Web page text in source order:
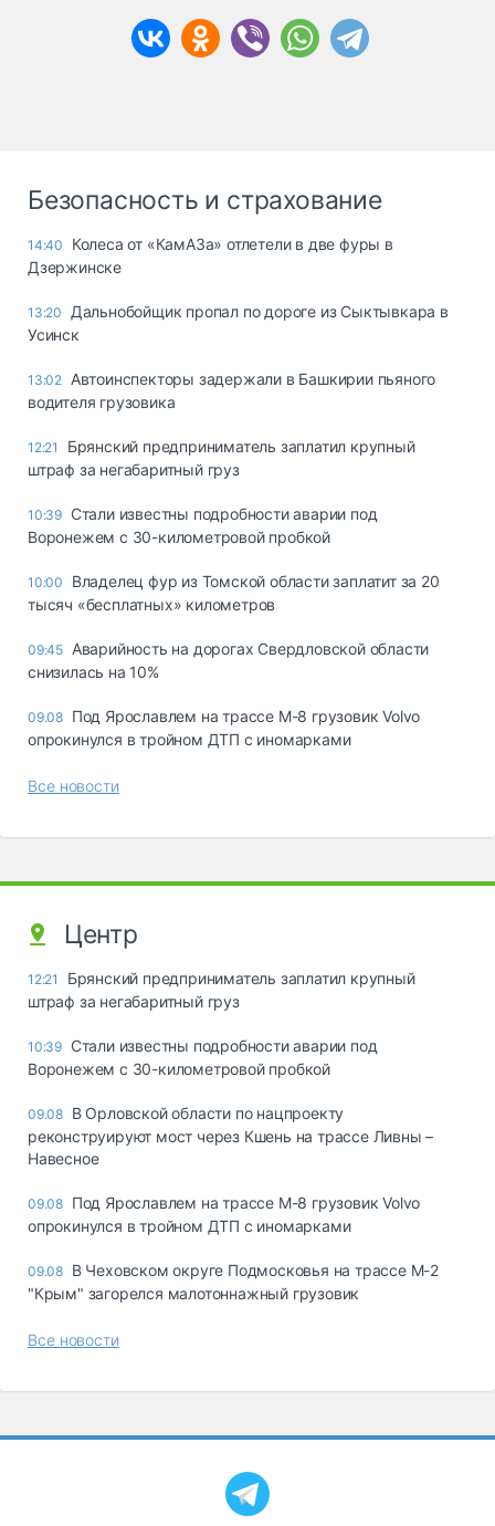
Безопасность и страхование
14:40
Колеса от «КамАЗа» отлетели в две фуры в
Дзержинске
13:20
Дальнобойщик пропал по дороге из Сыктывкара в
Усинск
13:02 Автоинспекторы задержали в Башкирии пьяного
водителя грузовика
12:21
Брянский предприниматель заплатил крупный
штраф за негабаритный груз
10:39 Стали известны подробности аварии под
Воронежем с 30-километровой пробкой
10:00
Владелец фур из Томской области заплатит за 20
тысяч «бесплатных» километров
09:45 Аварийность на дорогах Свердловской области
снизилась на 10%
09.08 Под Ярославлем на трассе М-8 грузовик Volvo
опрокинулся в тройном ДТП с иномарками
Все новости
Центр
12:21
Брянский предприниматель заплатил крупный
штраф за негабаритный груз
10:39 Стали известны подробности аварии под
Воронежем с 30-километровой пробкой
09.08 В Орловской области по нацпроекту
реконструируют мост через Кшень на трассе Ливны –
Навесное
09.08 Под Ярославлем на трассе М-8 грузовик Volvo
опрокинулся в тройном ДТП с иномарками
09.08 В Чеховском округе Подмосковья на трассе М-2
"Крым" загорелся малотоннажный грузовик
Все новости